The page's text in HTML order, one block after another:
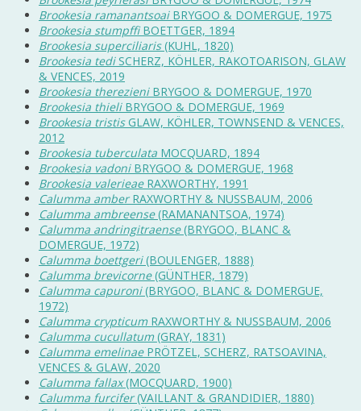
Brookesia ramanantsoaiBRYGOO & DOMERGUE, 1975
Brookesia stumpffiBOETTGER, 1894
Brookesia superciliaris(KUHL, 1820)
Brookesia tediSCHERZ, KÖHLER, RAKOTOARISON, GLAW
& VENCES, 2019
Brookesia therezieniBRYGOO & DOMERGUE, 1970
Brookesia thieliBRYGOO & DOMERGUE, 1969
Brookesia tristisGLAW, KÖHLER, TOWNSEND & VENCES,
2012
Brookesia tuberculata MOCQUARD, 1894
Brookesia vadoniBRYGOO & DOMERGUE, 1968
Brookesia valerieaeRAXWORTHY, 1991
Calumma amberRAXWORTHY & NUSSBAUM, 2006
Calumma ambreense(RAMANANTSOA, 1974)
Calumma andringitraense(BRYGOO, BLANC &
DOMERGUE, 1972)
Calumma boettgeri(BOULENGER, 1888)
Calumma brevicorne(GÜNTHER, 1879)
Calumma capuroni(BRYGOO, BLANC & DOMERGUE,
1972)
Calumma crypticumRAXWORTHY & NUSSBAUM, 2006
Calumma cucullatum(GRAY, 1831)
Calumma emelinaePRÖTZEL, SCHERZ, RATSOAVINA,
VENCES & GLAW, 2020
Calumma fallax(MOCQUARD, 1900)
Calumma furcifer(VAILLANT & GRANDIDIER, 1880)